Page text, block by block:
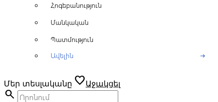
Հոգեբանություն
Մանկական
Պատմություն
Ավելին
arrow_right_alt
Մեր տեսլականը favoriteԱջակցել
search